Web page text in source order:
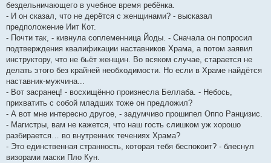
бездельничающего в учебное время ребёнка.
- И он сказал, что не дерётся с женщинами? - высказал
предположение Иит Кот.
- Почти так, - кивнула соплеменница Йоды. - Сначала он попросил
подтверждения квалификации наставников Храма, а потом заявил
инструктору, что не бьёт женщин. Во всяком случае, старается не
делать этого без крайней необходимости. Но если в Храме найдётся
наставник-мужчина...
- Вот засранец! - восхищённо произнесла Беллаба. - Небось,
прихватить с собой младших тоже он предложил?
- А вот мне интересно другое, - задумчиво прошипел Оппо Ранцизис.
- Магистры, вам не кажется, что наш гость слишком уж хорошо
разбирается… во внутренних течениях Храма?
- Это единственная странность, которая тебя беспокоит? - блеснул
визорами маски Пло Кун.